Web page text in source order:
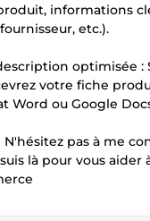
informations
etc.).
optimisée :
votre fiche
Word ou Google
N'hésitez pas à me
là pour vous aider